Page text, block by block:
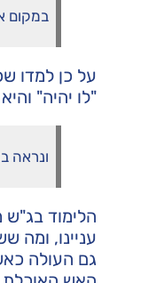
במקום
על כן למדו
"לו יהיה"
ונראה
הלימוד בג"ש
עניינו, ומה
גם העולה